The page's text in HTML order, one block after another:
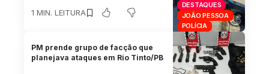
DESTAQUES
JOÃO PESSOA
POLÍCIA
1 MIN. LEITURA
PM prende grupo de facção que
planejava ataques em Rio Tinto/PB